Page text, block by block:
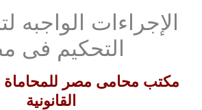
الإجراءات الواجبه
التحكيم فى
مكتب محامى مصر للمحاماة
القانونية